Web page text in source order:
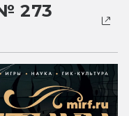
273